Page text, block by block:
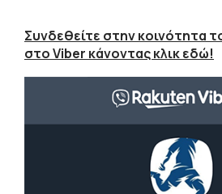
Συνδεθείτε στην κοινότητα
στο Viber κάνοντας κλικ εδώ!